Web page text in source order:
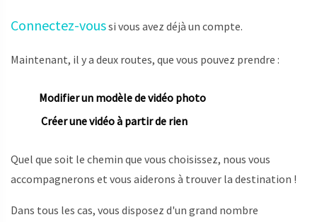
Connectez-voussi vous avez déjà un compte.
Maintenant, il y a deux routes, que vous pouvez prendre :
Modifier un modèle de vidéo photo
Créer une vidéo à partir de rien
Quel que soit le chemin que vous choisissez, nous vous
accompagnerons et vous aiderons à trouver la destination !
Dans tous les cas, vous disposez d'un grand nombre